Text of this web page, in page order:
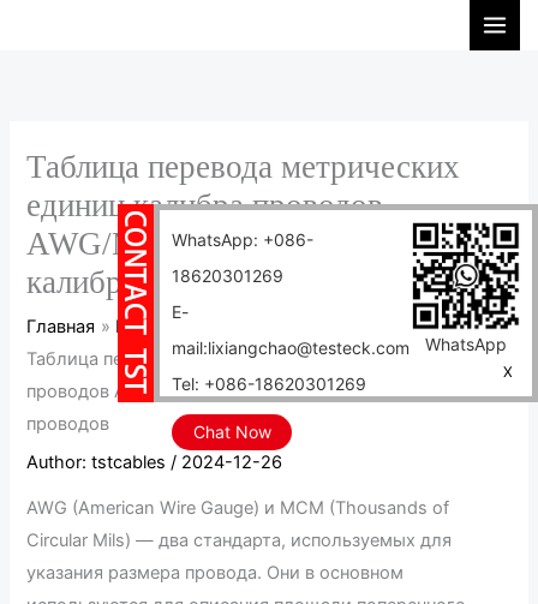
WhatsApp: +086-
18620301269
E-
mail:lixiangchao@testeck.com
Tel: +086-18620301269
Chat Now
WhatsApp
X
к
Таблица перевода метрических
единиц калибра проводов
AWG/MCM 2025 г. Американский
калибр проводов
Главная
Блог
Таблица перевода метрических единиц калибра
проводов AWG/MCM 2025 г. Американский калибр
проводов
Author: tstcables/ 2024-12-26
AWG (American Wire Gauge) и MCM (Thousands of
Circular Mils) — два стандарта, используемых для
указания размера провода. Они в основном